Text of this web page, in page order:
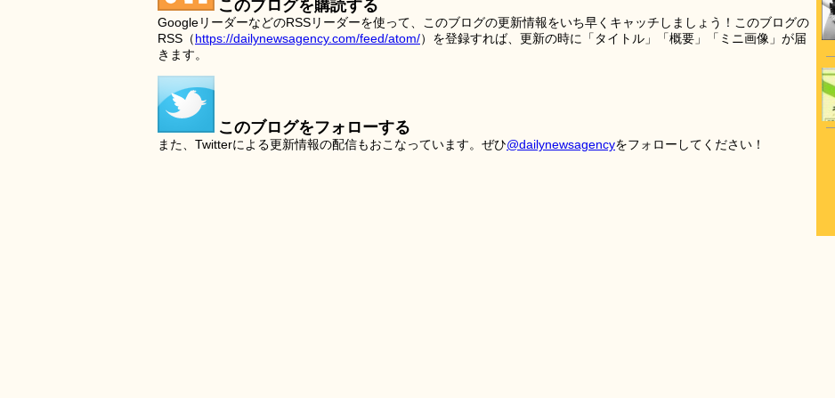
このブログを購読する
GoogleリーダーなどのRSSリーダーを使って、このブログの更新情報をいち早くキャッチしましょう！このブログの
RSS（https://dailynewsagency.com/feed/atom/）を登録すれば、更新の時に「タイトル」「概要」「ミニ画像」が届
きます。
このブログをフォローする
また、Twitterによる更新情報の配信もおこなっています。ぜひ@dailynewsagencyをフォローしてください！